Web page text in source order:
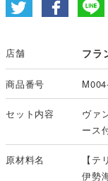
店舗 フラ
商品番号
セット内容
ヴァ
ース
原材料名
【テ
伊勢